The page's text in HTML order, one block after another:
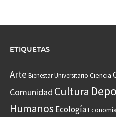
ETIQUETAS
Arte Bienestar Universitario Ciencia
Comunidad Cultura
Humanos EcologíaEconomía